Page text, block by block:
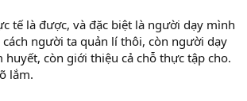
tế là được, và đặc biệt là người dạy mình
người ta quản lí thôi, còn người dạy
còn giới thiệu cả chỗ thực tập cho.
lắm.